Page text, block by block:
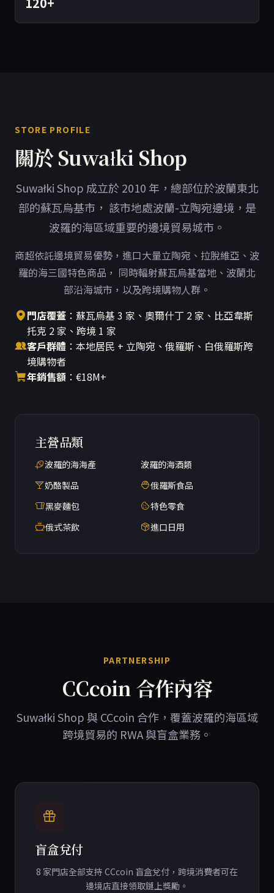
STORE PROFILE
關於 Suwałki Shop
Suwałki Shop 成立於 2010 年，總部位於波蘭東北
部的蘇瓦烏基市， 該市地處波蘭-立陶宛邊境，是
波羅的海區域重要的邊境貿易城市。
商超依託邊境貿易優勢，進口大量立陶宛、拉脫維亞、波
羅的海三國特色商品， 同時輻射蘇瓦烏基當地、波蘭北
部沿海城市，以及跨境購物人群。
門店覆蓋 ：蘇瓦烏基 3 家、奧爾什丁 2 家、比亞韋斯
托克 2 家、跨境 1 家
客戶群體 ：本地居民 + 立陶宛、俄羅斯、白俄羅斯跨
境購物者
年銷售額 ：€18M+
主營品類
波羅的海海產
波羅的海酒類
奶酪製品
俄羅斯食品
黑麥麵包
特色零食
俄式茶飲
進口日用
PARTNERSHIP
CCcoin 合作內容
Suwałki Shop 與 CCcoin 合作，覆蓋波羅的海區域
跨境貿易的 RWA 與盲盒業務。
盲盒兌付
8 家門店全部支持 CCcoin 盲盒兌付，跨境消費者可在
邊境店直接領取鏈上獎勵。